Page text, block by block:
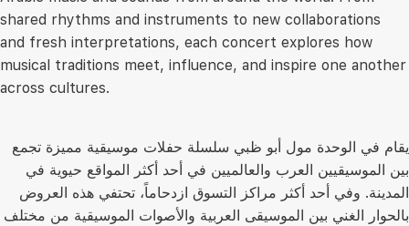
shared rhythms and instruments to new collaborations
and fresh interpretations, each concert explores how
musical traditions meet, influence, and inspire one another
across cultures.
يقام في الوحدة مول أبو ظبي سلسلة حفلات موسيقية مميزة تجمع
بين الموسيقيين العرب والعالميين في أحد أكثر المواقع حيوية في
المدينة. وفي أحد أكثر مراكز التسوق ازدحاماً، تحتفي هذه العروض
بالحوار الغني بين الموسيقى العربية والأصوات الموسيقية من مختلف